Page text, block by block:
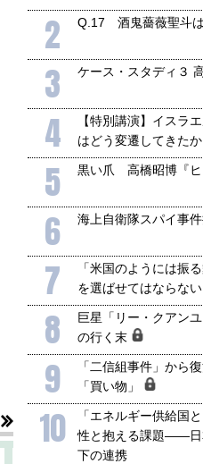
2 Q.17 酒鬼薔薇聖斗
3 ケース・スタディ３
4
【特別講演】イスラ
はどう変遷してきたか
5 黒い爪 高橋昭博『ヒ
6 海上自衛隊スパイ事
7
「米国のようには振
を選ばせてはならない
8
巨星「リー・クアン
の行く末
9
「二信組事件」から
「買い物」
10
「エネルギー供給国
性と抱える課題――日
下の連携